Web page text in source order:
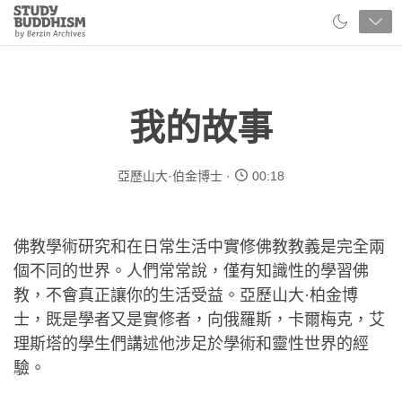
Close
Study
Buddhism
我的故事
亞歷山大·伯金博士 00:18
佛教學術研究和在日常生活中實修佛教教義是完全兩
個不同的世界。人們常常說，僅有知識性的學習佛
教，不會真正讓你的生活受益。亞歷山大·柏金博
士，既是學者又是實修者，向俄羅斯，卡爾梅克，艾
理斯塔的學生們講述他涉足於學術和靈性世界的經
驗。